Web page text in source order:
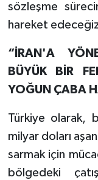
sözleşme
hareket
“İRAN'A
BÜYÜK BİR
YOĞUN ÇABA
Türkiye olarak,
milyar doları
sarmak için
bölgedeki